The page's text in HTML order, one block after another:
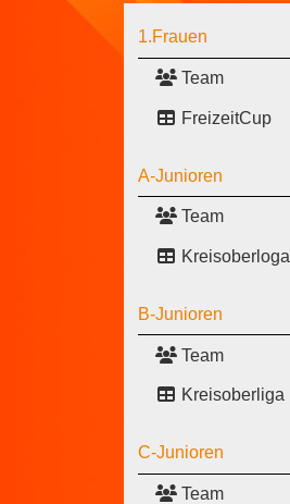
1.Frauen
Team
FreizeitCup
A-Junioren
Team
Kreisoberloga
B-Junioren
Team
Kreisoberliga
C-Junioren
Team